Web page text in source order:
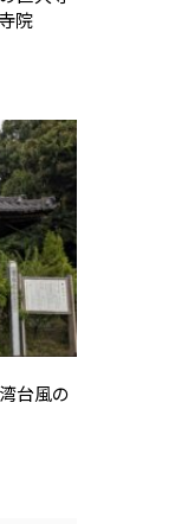
院
台風の